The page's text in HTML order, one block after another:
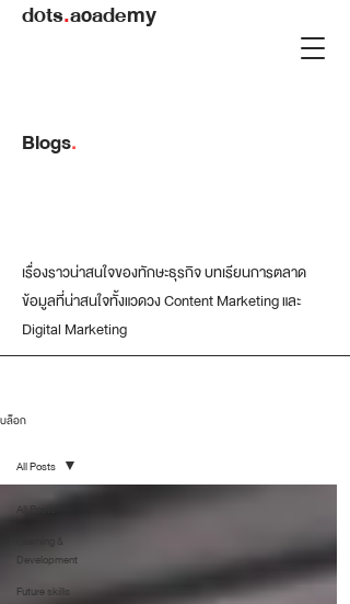
dots.academy
Blogs.
เรื่องราวน่าสนใจของทักษะธุรกิจ บทเรียนการตลาด
ข้อมูลที่น่าสนใจทั้งแวดวง Content Marketing และ
Digital Marketing
บล็อก
All Posts
Learning &
Development
Future skills
All Posts